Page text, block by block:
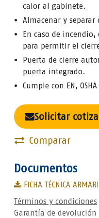
calor al gabinete.
Almacenar y
En caso de
para permitir el
Puerta de cierre
puerta integrado.
Cumple con EN,
Solicitar
Comparar
Documentos
FICHA TÉCNICA
Términos y condiciones
Garantía de devolución